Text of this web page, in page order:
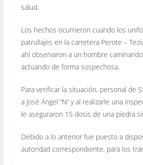
salud.
Los hechos ocurrieron cuando los
patrullajes en la carretera Perote –
ahí observaron a un hombre
actuando de forma sospechosa.
Para verificar la situación, personal de
a José Ángel “N” y al realizarle una
le aseguraron 15 dosis de una piedra
Debido a lo anterior fue puesto a
autoridad correspondiente, para los